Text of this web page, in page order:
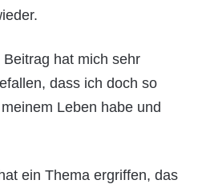
Beitrag hat mich sehr
dass ich doch so
Leben habe und
ein Thema ergriffen, das